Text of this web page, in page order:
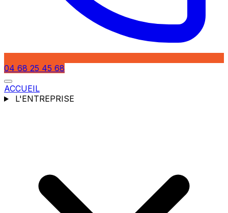
04 68 25 45 68
ACCUEIL
L'ENTREPRISE